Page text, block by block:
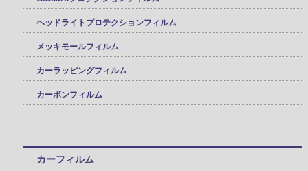
ヘッドライトプロテクションフィルム
メッキモールフィルム
カーラッピングフィルム
カーボンフィルム
カーフィルム